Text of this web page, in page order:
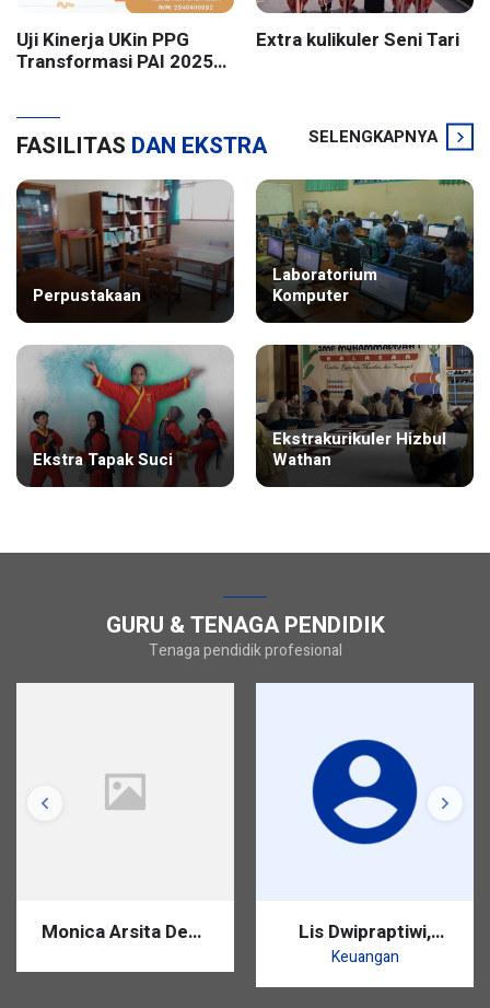
Uji Kinerja UKin PPG
Transformasi PAI 2025
Extra kulikuler Seni Tari
FASILITAS DAN EKSTRA SELENGKAPNYA
Perpustakaan
Laboratorium
Komputer
Ekstra Tapak Suci
Ekstrakurikuler Hizbul
Wathan
GURU & TENAGA PENDIDIK
Tenaga pendidik profesional
Monica Arsita Dewi, Lis Dwipraptiwi,
S.Pd.
Keuangan